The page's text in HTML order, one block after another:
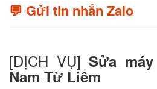
💬 Gửi tin nhắn Zalo
[DỊCH VỤ]Sửa
Nam Từ Liêm